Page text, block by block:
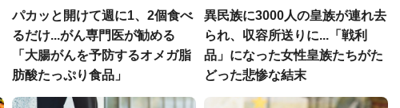
パカッと開けて週に1、2個食べ
るだけ...がん専門医が勧める
「大腸がんを予防するオメガ脂
肪酸たっぷり食品」
異民族に3000人の皇族が連れ去
られ、収容所送りに...「戦利
品」になった女性皇族たちがた
どった悲惨な結末